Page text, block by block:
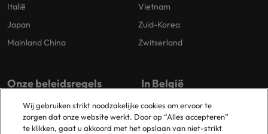
Italië
Japan
Mainland China
Vietnam
Zuid-Korea
Zwitserland
Onze beleidsregels
Privacybeleid
Cookiebeleid
In België
Antwerpen
Brussel
Wij gebruiken strikt noodzakelijke cookies om ervoor te
zorgen dat onze website werkt. Door op “Alles accepteren”
te klikken, gaat u akkoord met het opslaan van niet-strikt